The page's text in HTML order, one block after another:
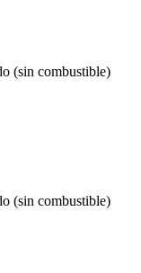
(sin combustible)
(sin combustible)